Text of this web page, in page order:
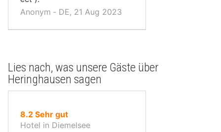
Anonym ‐ DE, 21 Aug 2023
Lies nach, was unsere Gäste über
Heringhausen sagen
8.2 von
10,
Sehr gut
Hotel in Diemelsee